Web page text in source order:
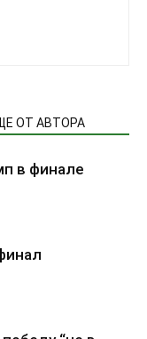
ОТ АВТОРА
в финале